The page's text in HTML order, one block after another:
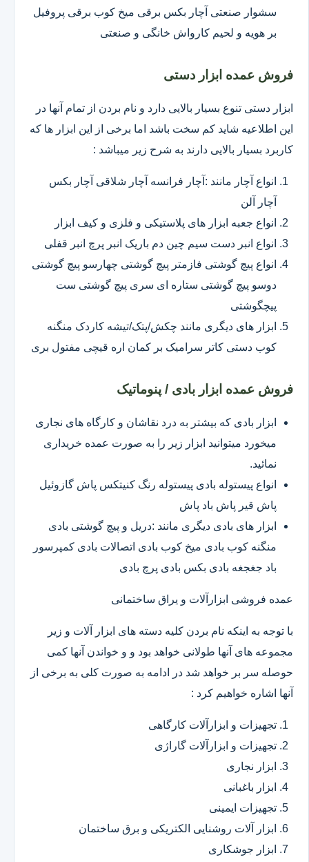
سشوار صنعتی آچار بکس برقی میخ کوب برقی پروفیل
بر هویه و لحیم کارواش خانگی و صنعتی
فروش عمده ابزار دستی
ابزار دستی تنوع بسیار بالایی دارد و نام بردن از تمام آنها در
این اطلاعیه شاید کم سخت باشد اما برخی از این ابزار ها که
کاربرد بسیار بالایی دارند به شرح زیر میباشد :
انواع آچار مانند :آچار فرانسه آچار شلاقی آچار بکس
آچار آلن
انواع جعبه ابزار های پلاستیکی و فلزی و کیف ابزار
انواع انبر دست سیم چین دم باریک انبر پرچ انبر قفلی
انواع پیچ گوشتی فازمتر پیچ گوشتی چهارسو پیچ گوشتی
دوسو پیچ گوشتی ستاره ای سری پیچ گوشتی ست
پیچگوشتی
ابزار های دیگری مانند چکش/پتک/تیشه کاردک منگنه
کوب دستی کاتر سرامیک بر کمان اره قیچی مفتول بری
فروش عمده ابزار بادی / پنوماتیک
ابزار بادی که بیشتر به درد نقاشان و کارگاه های نجاری
میخورد میتوانید ابزار زیر را به صورت عمده خریداری
نمائید.
انواع پیستوله بادی پیستوله رنگ کنیتکس پاش گازوئیل
پاش قیر پاش باد پاش
ابزار های بادی دیگری مانند :دریل و پیچ گوشتی بادی
منگنه کوب بادی میخ کوب بادی اتصالات بادی کمپرسور
باد جغجغه بادی بکس بادی پرچ بادی
عمده فروشی ابزارآلات و یراق ساختمانی
با توجه به اینکه نام بردن کلیه دسته های ابزار آلات و زیر
مجموعه های آنها طولانی خواهد بود و و خواندن آنها کمی
حوصله سر بر خواهد شد در ادامه به صورت کلی به برخی از
آنها اشاره خواهیم کرد :
تجهیزات و ابزارآلات کارگاهی
تجهیزات و ابزارآلات گاراژی
ابزار نجاری
ابزار باغبانی
تجهیزات ایمینی
ابزار آلات روشنایی الکتریکی و برق ساختمان
ابزار جوشکاری